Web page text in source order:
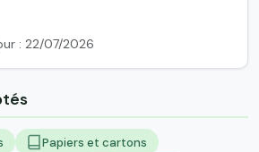
: 22/07/2026
Papiers et cartons